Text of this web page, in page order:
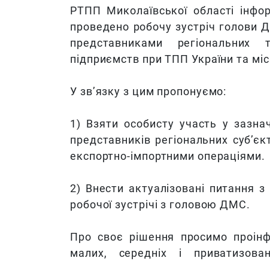
РТПП Миколаївської області
проведено робочу зустріч
представниками регіональних
підприємств при ТПП України та
У зв’язку з цим пропонуємо:
1) Взяти особисту участь у
представників регіональних
експортно-імпортними операціями.
2) Внести актуалізовані питання
робочої зустрічі з головою ДМС.
Про своє рішення просимо
малих, середніх і